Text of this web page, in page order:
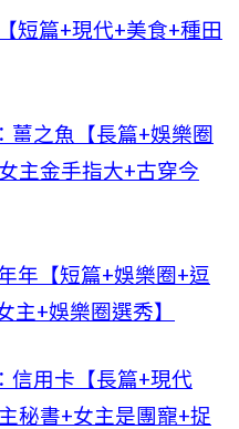
短篇+現代+美食+種田
薑之魚【長篇+娛樂圈
主金手指大+古穿今
年【短篇+娛樂圈+逗
主+娛樂圈選秀】
信用卡【長篇+現代
秘書+女主是團寵+捉